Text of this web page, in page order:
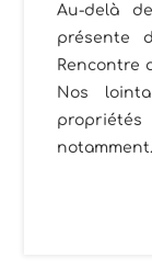
Au-delà
présente
Rencontre
Nos